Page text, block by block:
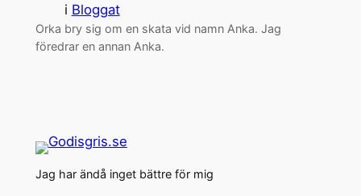
i Bloggat
Orka bry sig om en skata vid namn Anka. Jag
föredrar en annan Anka.
Jag har ändå inget bättre för mig